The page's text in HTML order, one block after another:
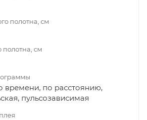
полотна, см
полотна, см
времени, по расстоянию,
пульсозависимая